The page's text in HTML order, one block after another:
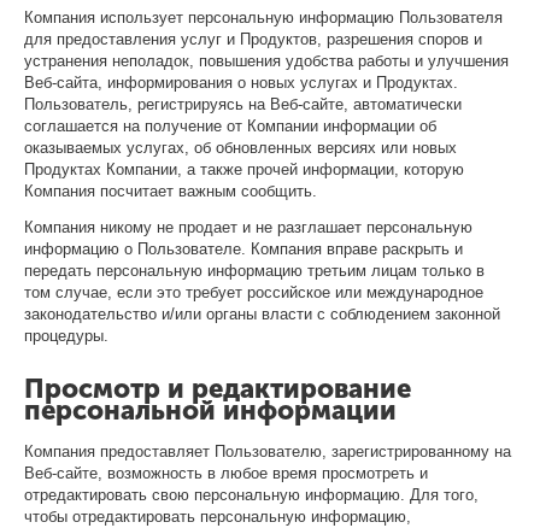
Компания использует персональную информацию Пользователя
для предоставления услуг и Продуктов, разрешения споров и
устранения неполадок, повышения удобства работы и улучшения
Веб-сайта, информирования о новых услугах и Продуктах.
Пользователь, регистрируясь на Веб-сайте, автоматически
соглашается на получение от Компании информации об
оказываемых услугах, об обновленных версиях или новых
Продуктах Компании, а также прочей информации, которую
Компания посчитает важным сообщить.
Компания никому не продает и не разглашает персональную
информацию о Пользователе. Компания вправе раскрыть и
передать персональную информацию третьим лицам только в
том случае, если это требует российское или международное
законодательство и/или органы власти с соблюдением законной
процедуры.
Просмотр и редактирование
персональной информации
Компания предоставляет Пользователю, зарегистрированному на
Веб-сайте, возможность в любое время просмотреть и
отредактировать свою персональную информацию. Для того,
чтобы отредактировать персональную информацию,